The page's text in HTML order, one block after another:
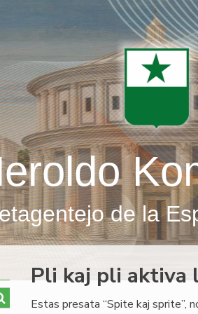
de la
Pli kaj pli aktiva
Estas presata “Spite kaj sprite”,